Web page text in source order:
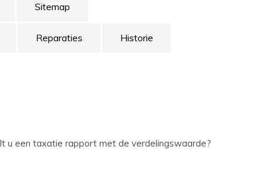
Sitemap
Reparaties Historie
u een taxatie rapport met de verdelingswaarde?